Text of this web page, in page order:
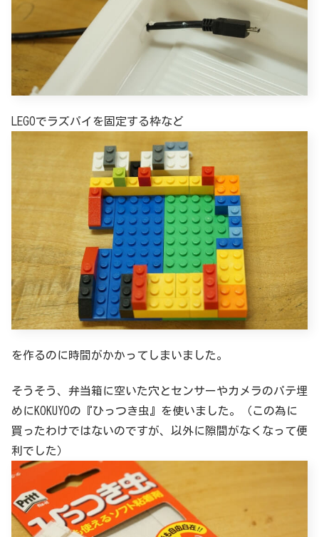
LEGOでラズパイを固定する枠など
を作るのに時間がかかってしまいました。
そうそう、弁当箱に空いた穴とセンサーやカメラのパテ埋
めにKOKUYOの『ひっつき虫』を使いました。（この為に
買ったわけではないのですが、以外に隙間がなくなって便
利でした）